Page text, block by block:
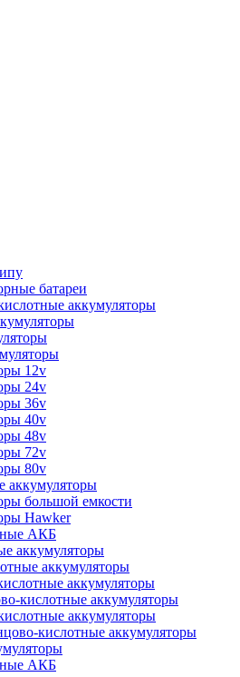
батареи
аккумуляторы
12v
24v
36v
40v
48v
72v
80v
аккумуляторы
большой емкости
Hawker
АКБ
аккумуляторы
аккумуляторы
аккумуляторы
кислотные аккумуляторы
аккумуляторы
кислотные аккумуляторы
АКБ